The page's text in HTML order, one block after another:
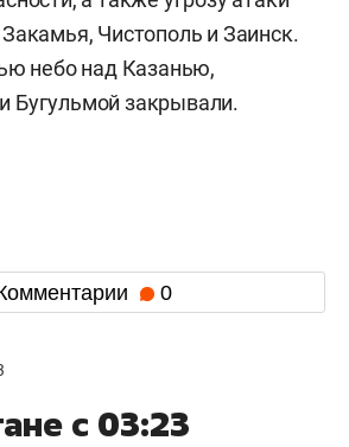
Чистополь и Заинск.
небо над Казанью,
Бугульмой закрывали.
0
с 03:23